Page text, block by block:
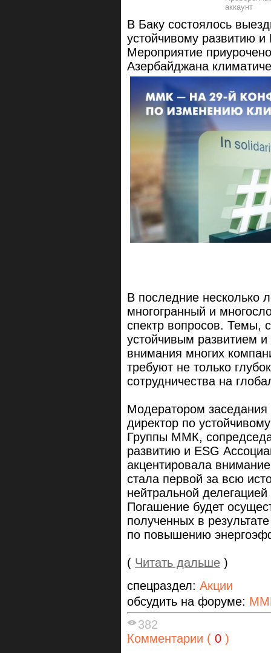
В Баку состоялось
устойчивому развитию
Мероприятие
Азербайджана
В последние несколько
многогранный и
спектр вопросов. Темы,
устойчивым развитием
внимания многих
требуют не только
сотрудничества на
Модератором
директор по
Группы ММК,
развитию и ESG
акцентировала
стала первой за всю
нейтральной
Погашение будет
полученных в
по повышению
( Читать дальше )
спецраздел: Акции
обсудить на форуме:
382
Комментарии ( 0 )